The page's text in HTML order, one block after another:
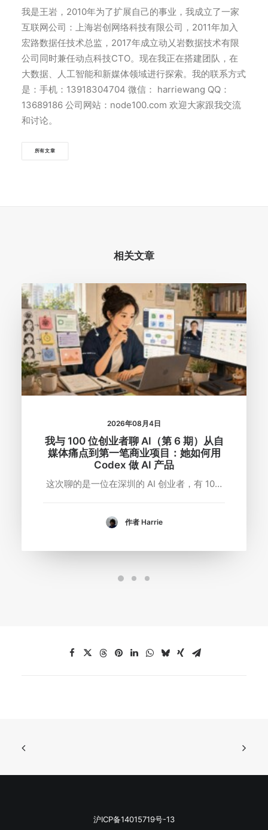
我是王岩，2010年为了扩展自己的事业，我成立了一家
互联网公司：上海岩创网络科技有限公司，2011年加入
宏路数据任技术总监，2017年成立动乂岩数据技术有限
公司同时兼任动点科技CTO。现在我正在搭建团队，在
大数据、人工智能和新媒体领域进行探索。我的联系方式
是：手机：13918304704 微信： harriewang QQ：
13689186 公司网站：node100.com 欢迎大家跟我交流
和讨论。
所有文章
相关文章
2026年08月4日
我与 100 位创业者聊 AI（第 6 期）从自
媒体痛点到第一笔商业项目：她如何用
Codex 做 AI 产品
这次聊的是一位在深圳的 AI 创业者，有 10…
作者 Harrie
沪ICP备14015719号-13